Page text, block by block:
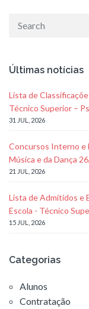
Últimas notícias
Lista de
Técnico Superior –
31 JUL, 2026
Concursos Interno e
Música e da Dança
21 JUL, 2026
Lista de Admitidos e
Escola - Técnico
15 JUL, 2026
Categorias
Alunos
Contratação